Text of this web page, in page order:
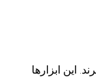
این ابزارها